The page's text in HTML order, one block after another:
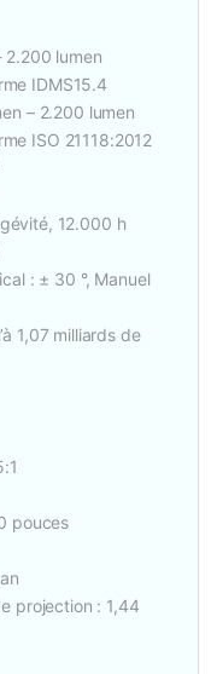
2.200 lumen
IDMS15.4
– 2.200 lumen
ISO 21118:2012
12.000 h
: ± 30 °, Manuel
1,07 milliards de
pouces
projection : 1,44